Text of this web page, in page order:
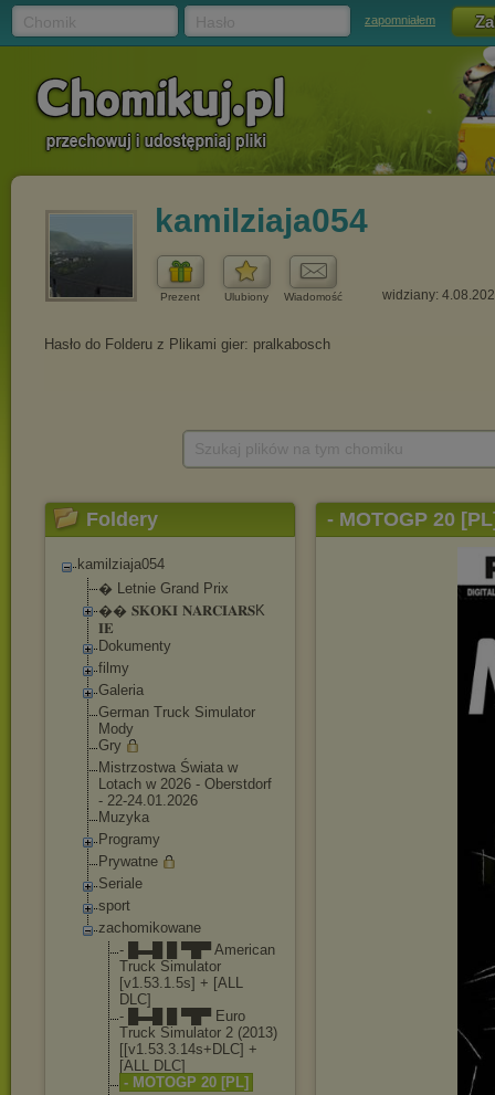
zapomniałem
kamilziaja054
Prezent Ulubiony Wiadomość widziany:
Foldery
kamilziaja054
� Letnie Grand Prix
�� 𝐒𝐊𝐎𝐊𝐈 𝐍𝐀𝐑𝐂𝐈𝐀𝐑𝐒K
𝐈𝐄
Dokumenty
filmy
Galeria
German Truck Simulator
Mody
Gry
Mistrzostwa Świata w
Lotach w 2026 - Oberstdorf
- 22-24.01.2026
Muzyka
Programy
Prywatne
Seriale
sport
zachomikowane
- █▬█ █ ▀█▀ American
Truck Simulator
[v1.53.1.5s] + [ALL
DLC]
- █▬█ █ ▀█▀ Euro
Truck Simulator 2 (2013)
[[v1.53.3.14s+DLC] +
[ALL DLC]
- MOTOGP 20 [PL]
- MOTOGP 20